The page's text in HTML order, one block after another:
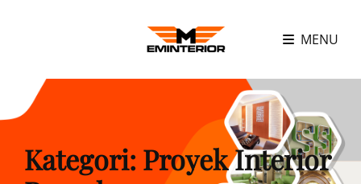
MENU
Kategori: Proyek Interior